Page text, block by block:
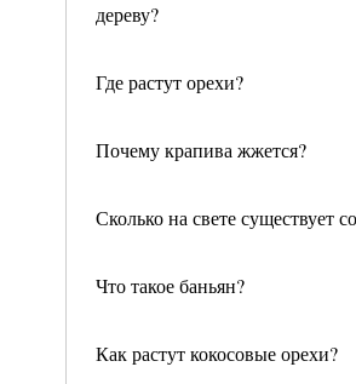
дереву?
Где растут орехи?
Почему крапива жжется?
Сколько на свете существует
Что такое баньян?
Как растут кокосовые орехи?